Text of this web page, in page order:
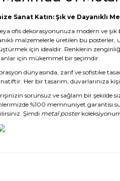
Sanat Katın: Şık ve Dayanıklı
ofis dekorasyonunuza modern ve
malzemelerle üretilen bu posterler,
için idealdir. Renklerin
için mükemmel bir seçimdir.
dünyasında, zarif ve sofistike
Her bir tasarım, duvarlarınıza
sorunsuz ve sağlam bir şekilde
%100 memnuniyet garantisi
Şimdi metal poster